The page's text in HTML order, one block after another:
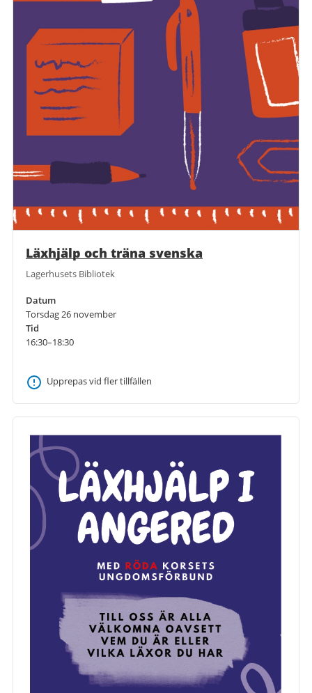
Läxhjälp och träna svenska
Lagerhusets Bibliotek
Datum
Torsdag 26 november
Tid
16:30–18:30
Upprepas vid fler tillfällen